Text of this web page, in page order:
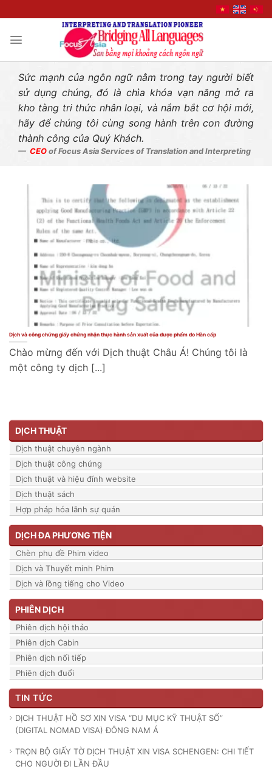
Sức mạnh của ngôn ngữ nằm trong tay người biết
sử dụng chúng, đó là chìa khóa vạn năng mở ra
kho tàng tri thức nhân loại, và nắm bắt cơ hội mới,
hãy để chúng tôi cùng song hành trên con đường
thành công của Quý Khách.
CEO of Focus Asia Services of Translation and Interpreting
Dịch và công chứng giấy chứng nhận thực hành sản xuất của dược phẩm do Hàn cấp
Chào mừng đến với Dịch thuật Châu Á! Chúng tôi là
một công ty dịch [...]
DỊCH THUẬT
Dịch thuật chuyên ngành
Dịch thuật công chứng
Dịch thuật và hiệu đính website
Dịch thuật sách
Hợp pháp hóa lãnh sự quán
DỊCH ĐA PHƯƠNG TIỆN
Chèn phụ đề Phim video
Dịch và Thuyết minh Phim
Dịch và lồng tiếng cho Video
PHIÊN DỊCH
Phiên dịch hội thảo
Phiên dịch Cabin
Phiên dịch nối tiếp
Phiên dịch đuổi
TIN TỨC
DỊCH THUẬT HỒ SƠ XIN VISA “DU MỤC KỸ THUẬT SỐ”
(DIGITAL NOMAD VISA) ĐÔNG NAM Á
TRỌN BỘ GIẤY TỜ DỊCH THUẬT XIN VISA SCHENGEN: CHI TIẾT
CHO NGUỜI ĐI LẦN ĐẦU